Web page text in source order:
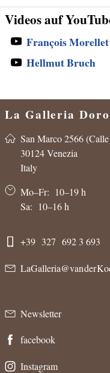
Videos auf
François Morellet
Hellmut Bruch
La Galleria
San Marco 2566
30124 Venezia
Italy
Mo–Fr: 10–19 h
Sa: 10–16 h
+39 327 692 3 693
LaGalleria@van der
Newsletter
facebook
Instagram